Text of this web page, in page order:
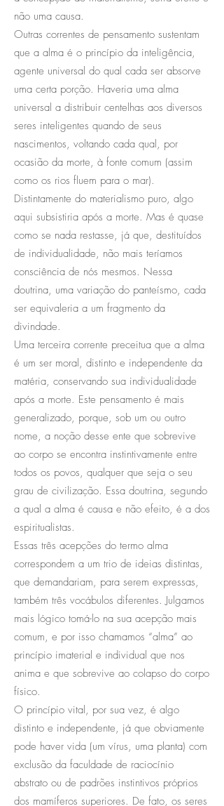
não uma causa.
Outras correntes de pensamento sustentam
que a alma é o princípio da inteligência,
agente universal do qual cada ser absorve
uma certa porção. Haveria uma alma
universal a distribuir centelhas aos diversos
seres inteligentes quando de seus
nascimentos, voltando cada qual, por
ocasião da morte, à fonte comum (assim
como os rios fluem para o mar).
Distintamente do materialismo puro, algo
aqui subsistiria após a morte. Mas é quase
como se nada restasse, já que, destituídos
de individualidade, não mais teríamos
consciência de nós mesmos. Nessa
doutrina, uma variação do panteísmo, cada
ser equivaleria a um fragmento da
divindade.
Uma terceira corrente preceitua que a alma
é um ser moral, distinto e independente da
matéria, conservando sua individualidade
após a morte. Este pensamento é mais
generalizado, porque, sob um ou outro
nome, a noção desse ente que sobrevive
ao corpo se encontra instintivamente entre
todos os povos, qualquer que seja o seu
grau de civilização. Essa doutrina, segundo
a qual a alma é causa e não efeito, é a dos
espiritualistas.
Essas três acepções do termo alma
correspondem a um trio de ideias distintas,
que demandariam, para serem expressas,
também três vocábulos diferentes. Julgamos
mais lógico tomá-lo na sua acepção mais
comum, e por isso chamamos “alma” ao
princípio imaterial e individual que nos
anima e que sobrevive ao colapso do corpo
físico.
O princípio vital, por sua vez, é algo
distinto e independente, já que obviamente
pode haver vida (um vírus, uma planta) com
exclusão da faculdade de raciocínio
abstrato ou de padrões instintivos próprios
dos mamíferos superiores. De fato, os seres